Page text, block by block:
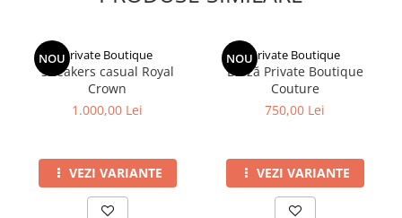
NOUPrivate Boutique
Sneakers casual Royal
Crown
1.000,00 Lei
VEZI VARIANTE
NOUPrivate Boutique
Bluză Private Boutique
Couture
750,00 Lei
VEZI VARIANTE